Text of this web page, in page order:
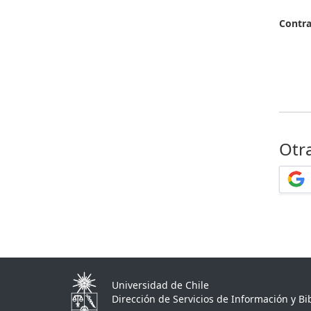
Universidad de Chile
Dirección de Servicios de Información y